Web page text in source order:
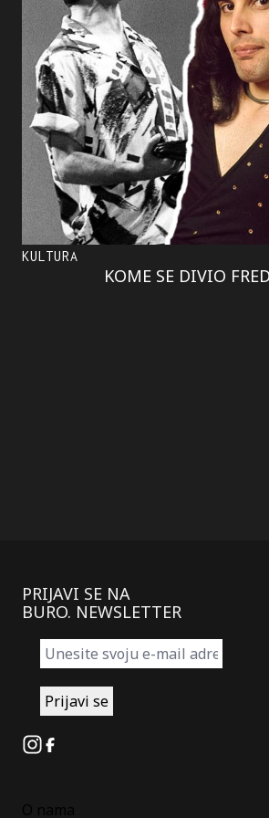
KULTURA
KOME SE DIVIO
PRIJAVI SE NA
BURO. NEWSLETTER
Instagram
Facebook